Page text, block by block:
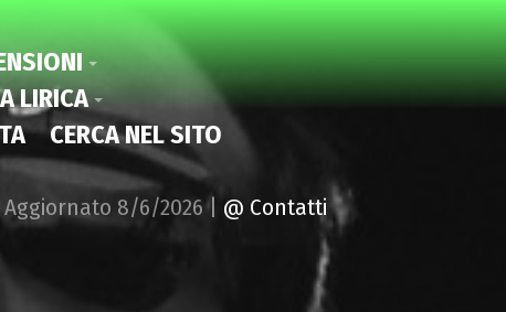
LIRICA
CERCA NEL SITO
8/6/2026 | @ Contatti